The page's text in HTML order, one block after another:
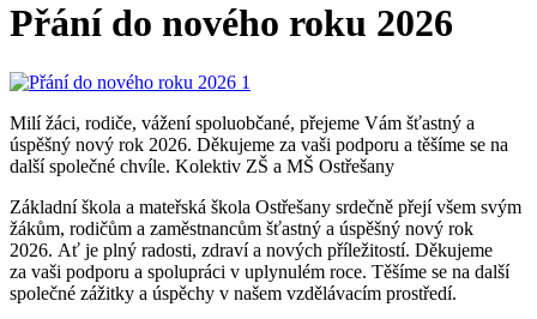
Přání do nového roku 2026
Milí žáci, rodiče, vážení spoluobčané, přejeme Vám šťastný a
úspěšný nový rok 2026. Děkujeme za vaši podporu a těšíme se na
další společné chvíle. Kolektiv ZŠ a MŠ Ostřešany
Základní škola a mateřská škola Ostřešany srdečně přejí všem svým
žákům, rodičům a zaměstnancům šťastný a úspěšný nový rok
2026. Ať je plný radosti, zdraví a nových příležitostí. Děkujeme
za vaši podporu a spolupráci v uplynulém roce. Těšíme se na další
společné zážitky a úspěchy v našem vzdělávacím prostředí.